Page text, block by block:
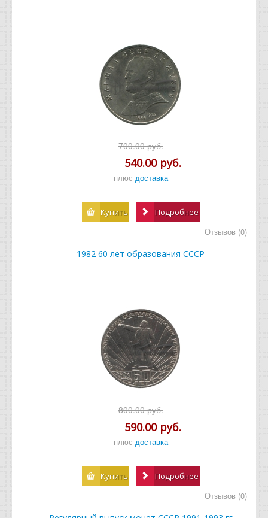
700.00 руб.
540.00 руб.
плюс доставка
Купить Подробнее
Отзывов (0)
1982 60 лет образования СССР
800.00 руб.
590.00 руб.
плюс доставка
Купить Подробнее
Отзывов (0)